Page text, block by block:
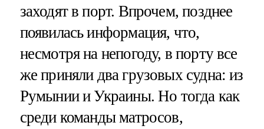
заходят в порт. Впрочем, позднее
появилась информация, что,
несмотря на непогоду, в порту все
же приняли два грузовых судна: из
Румынии и Украины. Но тогда как
среди команды матросов,